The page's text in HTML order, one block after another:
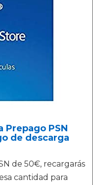
Prepago PSN
de descarga
de 50€, recargarás
cantidad para